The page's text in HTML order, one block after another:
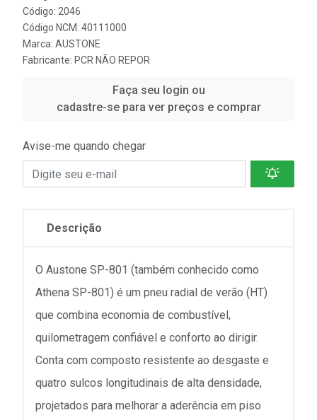
Código: 2046
Código NCM: 40111000
Marca: AUSTONE
Fabricante: PCR NÃO REPOR
Faça seu login ou
cadastre-se para ver preços e comprar
Avise-me quando chegar
Descrição
O Austone SP-801 (também conhecido como
Athena SP-801) é um pneu radial de verão (HT)
que combina economia de combustível,
quilometragem confiável e conforto ao dirigir.
Conta com composto resistente ao desgaste e
quatro sulcos longitudinais de alta densidade,
projetados para melhorar a aderência em piso